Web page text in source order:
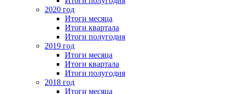
2020 год
Итоги месяца
Итоги квартала
Итоги полугодия
2019 год
Итоги месяца
Итоги квартала
Итоги полугодия
2018 год
Итоги месяца